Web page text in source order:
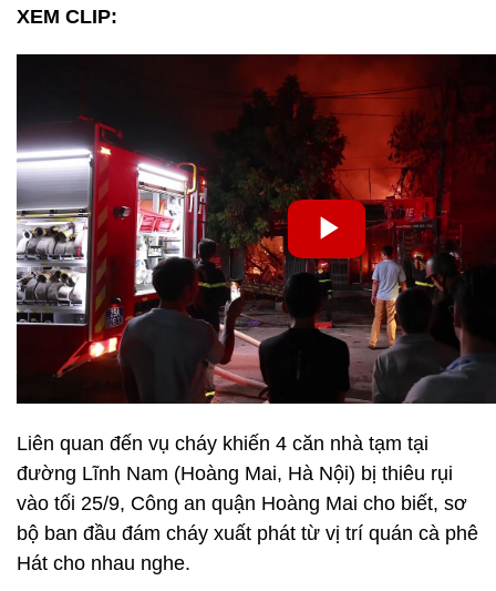
XEM CLIP:
Liên quan đến vụ cháy khiến 4 căn nhà tạm tại
đường Lĩnh Nam (Hoàng Mai, Hà Nội) bị thiêu rụi
vào tối 25/9, Công an quận Hoàng Mai cho biết, sơ
bộ ban đầu đám cháy xuất phát từ vị trí quán cà phê
Hát cho nhau nghe.